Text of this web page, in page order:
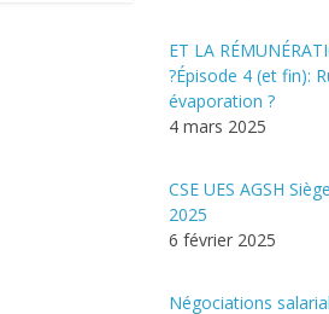
ET LA
?Épisode 4 (et fin):
évaporation ?
4 mars 2025
CSE UES AGSH
2025
6 février 2025
Négociations